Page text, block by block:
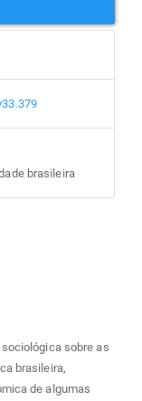
brasileira
sobre as
brasileira,
de algumas